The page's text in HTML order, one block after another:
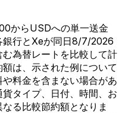
からUSDへの単一送金
銀行とXeが同日8/7/2026
為替レートを比較して計
は、示された例について
料金を含まない場合があ
タイプ、日付、時間、お
る比較節約額となりま